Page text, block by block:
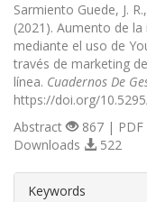
Sarmiento Guede, J.
(2021). Aumento de
mediante el uso de
través de marketing
línea. Cuadernos De
https://doi.org/
Abstract
867 | PDF
Downloads
522
Keywords